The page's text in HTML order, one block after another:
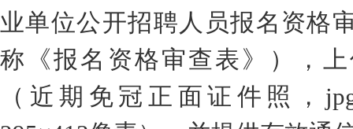
业单位公开招聘人员报名资格
称《报名资格审查表》）
，
（近期免冠正面证件照，